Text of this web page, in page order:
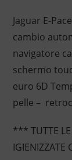
Jaguar E-
cambio
navigatore
schermo
euro 6D
pelle –
*** TUTTE LE
IGIENIZZATE